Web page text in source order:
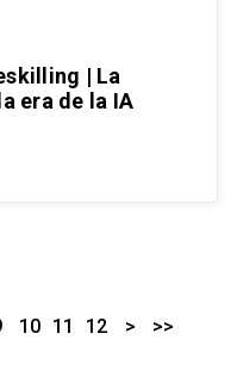
| La
era de la IA
10 11 12 > >>